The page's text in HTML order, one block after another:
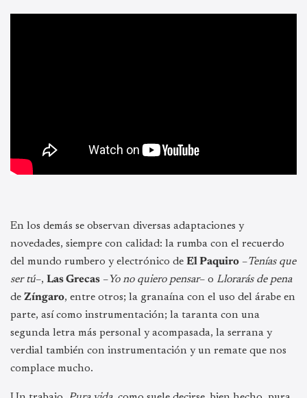
En los demás se observan diversas adaptaciones y
novedades, siempre con calidad: la rumba con el recuerdo
del mundo rumbero y electrónico de El Paquiro –Tenías que
ser tú–, Las Grecas –Yo no quiero pensar– o Llorarás de pena
de Zíngaro, entre otros; la granaína con el uso del árabe en
parte, así como instrumentación; la taranta con una
segunda letra más personal y acompasada, la serrana y
verdial también con instrumentación y un remate que nos
complace mucho.